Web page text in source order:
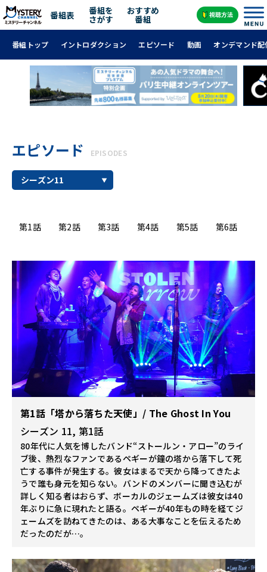
番組表 番組を
さがす
おすすめ
番組
番組トップ イントロダクション エピソード 動画 オンデマンド配
エピソード EPISODES
第1話 第2話 第3話 第4話 第5話 第6話
第1話「塔から落ちた天使」/ The Ghost In You
シーズン 11, 第1話
80年代に人気を博したバンド“ストールン・アロー”のライ
ブ後、熱烈なファンであるペギーが鐘の塔から落下して死
亡する事件が発生する。彼女はまるで天から降ってきたよ
うで誰も身元を知らない。バンドのメンバーに聞き込むが
詳しく知る者はおらず、ボーカルのジェームズは彼女は40
年ぶりに急に現れたと語る。ペギーが40年もの時を経てジ
ェームズを訪ねてきたのは、ある大事なことを伝えるため
だったのだが…。